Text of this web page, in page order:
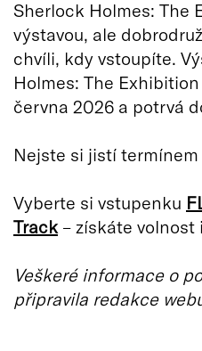
Sherlock Holmes: The
výstavou, ale
chvíli, kdy vstoupíte.
Holmes: The
června 2026 a potrvá
Nejste si jistí termínem
Vyberte si vstupenku
Track – získáte
Veškeré informace o
připravila redakce